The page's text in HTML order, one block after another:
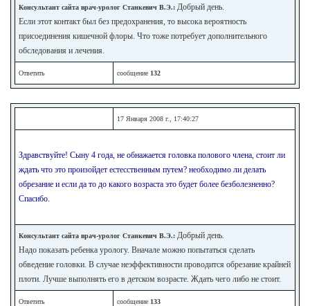
Консультант сайта врач-уролог Станкевич В.Э.: Добрый день.
Если этот контакт был без предохранения, то высока вероятность
присоединения кишечной флоры. Что тоже потребует дополнительного
обследования и лечения.
Ответить сообщение 132
17 Января 2008 г., 17:40:27
Здравствуйте! Сыну 4 года, не обнажается головка полового члена, стоит ли
ждать что это произойдет естесственным путем? необходимо ли делать
обрезание и если да то до какого возраста это будет более безболезненно?
Спасибо.
Консультант сайта врач-уролог Станкевич В.Э.: Добрый день.
Надо показать ребенка урологу. Вначале можно попытаться сделать
обведение головки. В случае неэффективности проводится обрезание крайней
плоти. Лучше выполнять его в детском возрасте. Ждать чего либо не стоит.
Ответить сообщение 133